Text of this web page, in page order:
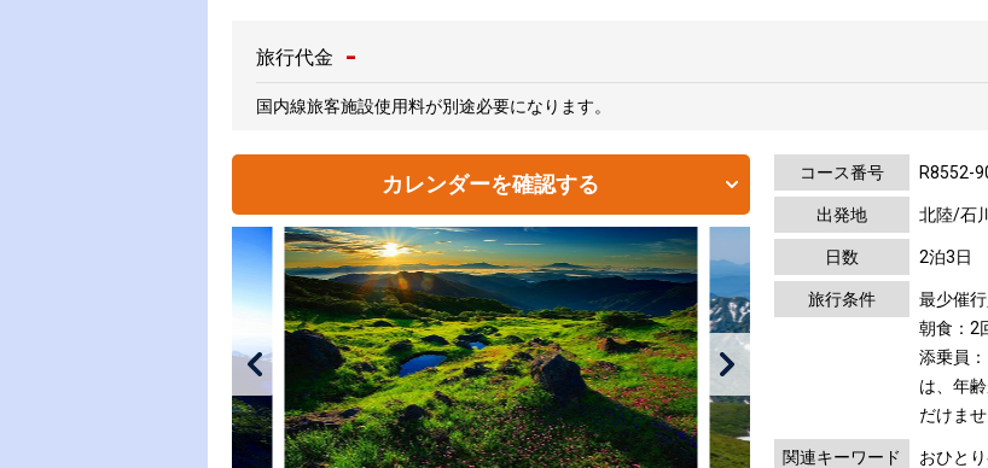
旅行代金 -
国内線旅客施設使用料が別途必要になります。
カレンダーを確認する コース番号 R8552-
出発地 北陸/石
日数 2泊3日
旅行条件
最少催
朝食：2
添乗員
は、年
だけませ
関連キーワード
おひと